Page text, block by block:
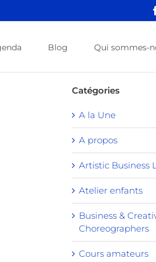
Blog Qui sommes-
Catégories
A la Une
A propos
Artistic Business
Atelier enfants
Business &
Choreographers
Cours amateurs